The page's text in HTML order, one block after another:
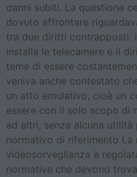
danni subiti. La questione
dovuto affrontare
tra due diritti contrapposti:
installa le telecamere e il
teme di essere
veniva anche contestato
un atto emulativo, cioè un
essere con il solo scopo di
ad altri, senza alcuna
normativo di riferimento La
videosorveglianza è
normative che devono